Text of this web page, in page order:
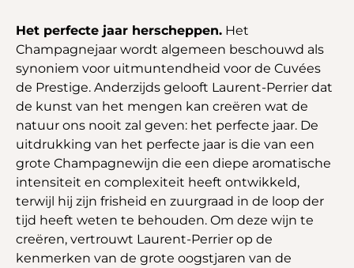
Het perfecte jaar herscheppen. Het
Champagnejaar wordt algemeen beschouwd als
synoniem voor uitmuntendheid voor de Cuvées
de Prestige. Anderzijds gelooft Laurent-Perrier dat
de kunst van het mengen kan creëren wat de
natuur ons nooit zal geven: het perfecte jaar. De
uitdrukking van het perfecte jaar is die van een
grote Champagnewijn die een diepe aromatische
intensiteit en complexiteit heeft ontwikkeld,
terwijl hij zijn frisheid en zuurgraad in de loop der
tijd heeft weten te behouden. Om deze wijn te
creëren, vertrouwt Laurent-Perrier op de
kenmerken van de grote oogstjaren van de